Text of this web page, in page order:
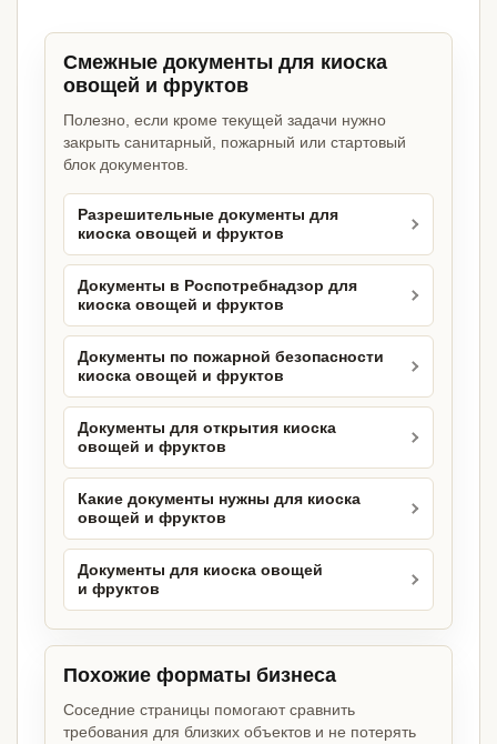
Смежные документы для киоска
овощей и фруктов
Полезно, если кроме текущей задачи нужно
закрыть санитарный, пожарный или стартовый
блок документов.
Разрешительные документы для
киоска овощей и фруктов
Документы в Роспотребнадзор для
киоска овощей и фруктов
Документы по пожарной безопасности
киоска овощей и фруктов
Документы для открытия киоска
овощей и фруктов
Какие документы нужны для киоска
овощей и фруктов
Документы для киоска овощей
и фруктов
Похожие форматы бизнеса
Соседние страницы помогают сравнить
требования для близких объектов и не потерять